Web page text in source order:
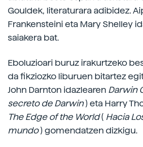
Gouldek, literaturara adibidez.
Frankensteini eta Mary Shelley
saiakera bat.
Eboluzioari buruz irakurtzeko
da fikziozko liburuen bitartez
John Darnton idazlearen Darwin
secreto de Darwin) eta Harry
The Edge of the World( Hacia
mundo) gomendatzen dizkigu.